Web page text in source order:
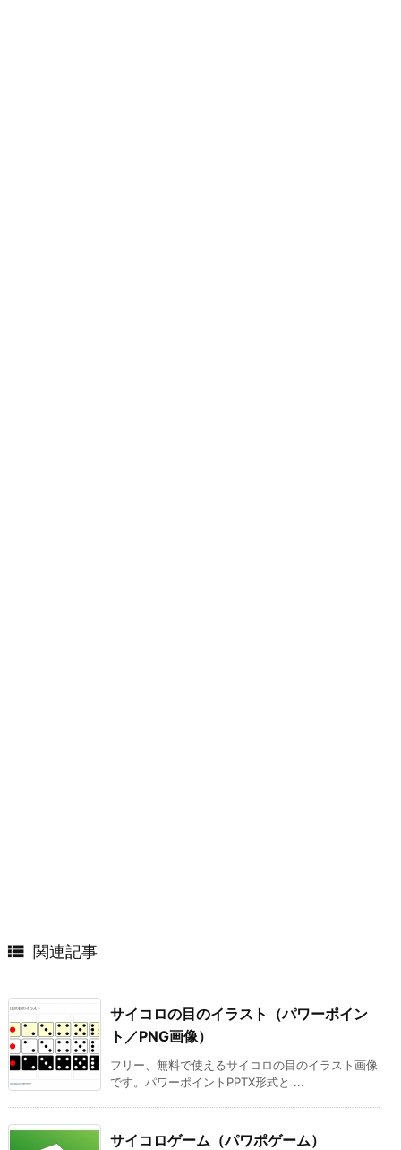
 関連記事
サイコロの目のイラスト（パワーポイン
ト／PNG画像）
フリー、無料で使えるサイコロの目のイラスト画像
です。パワーポイントPPTX形式と ...
サイコロゲーム（パワポゲーム）